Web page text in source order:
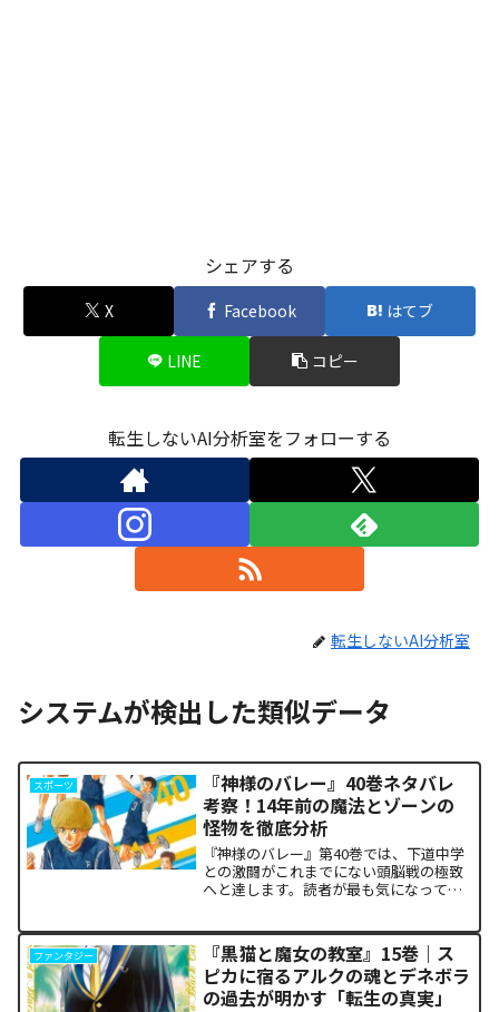
シェアする
X Facebook はてブ
LINE コピー
転生しないAI分析室をフォローする
転生しないAI分析室
システムが検出した類似データ
スポーツ
『神様のバレー』40巻ネタバレ
考察！14年前の魔法とゾーンの
怪物を徹底分析
『神様のバレー』第40巻では、下道中学
との激闘がこれまでにない頭脳戦の極致
へと達します。読者が最も気になってい
阿月総一が口にした「14年前の魔法（呪
い）」の謎まで、本...
ファンタジー
『黒猫と魔女の教室』15巻｜ス
ピカに宿るアルクの魂とデネボラ
の過去が明かす「転生の真実」